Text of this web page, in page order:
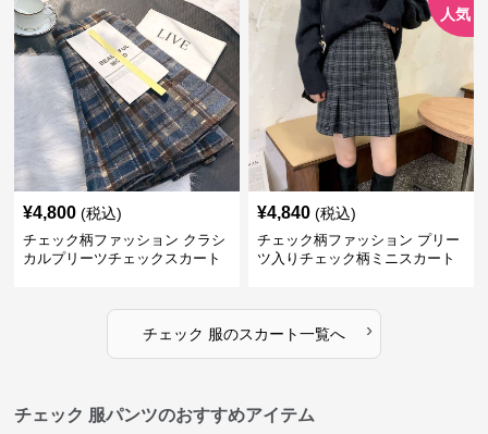
¥4,800 (税込)
チェック柄ファッション クラシ
カルプリーツチェックスカート
人気
¥4,840 (税込)
チェック柄ファッション プリー
ツ入りチェック柄ミニスカート
チェック 服のスカート一覧へ ›
チェック 服パンツのおすすめアイテム